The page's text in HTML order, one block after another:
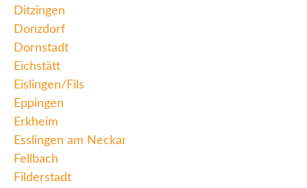
Ditzingen
Donzdorf
Dornstadt
Eichstätt
Eislingen/Fils
Eppingen
Erkheim
Esslingen am Neckar
Fellbach
Filderstadt